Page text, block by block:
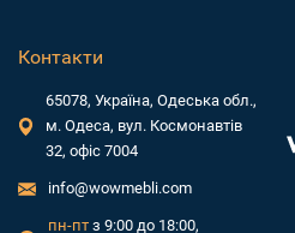
Контакти
65078, Україна, Одеська обл.,
м. Одеса, вул. Космонавтів
32, офіс 7004
info@wowmebli.com
пн-пт з 9:00 до 18:00,